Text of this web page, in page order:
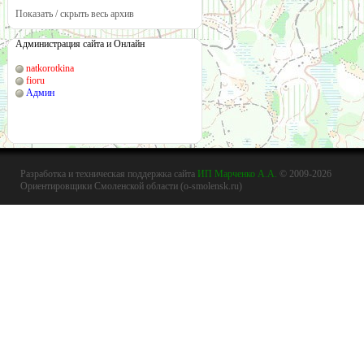
Показать / скрыть весь архив
Администрация сайта и Онлайн
natkorotkina
fioru
Админ
Разработка и техническая поддержка сайта ИП Марченко А.А. © 2009-2026
Ориентировщики Смоленской области (o-smolensk.ru)